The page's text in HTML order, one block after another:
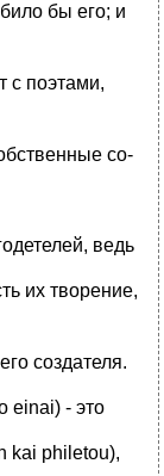
бы его; и
с поэтами,
со-
ведь
их творение,
создателя.
einai) - это
kai philetou),